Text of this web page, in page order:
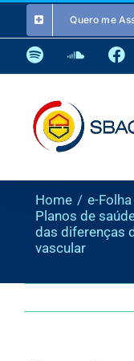
o
conteúdo
Quero me
Spotify
Home e-
Planos de
das diferenças
vascular